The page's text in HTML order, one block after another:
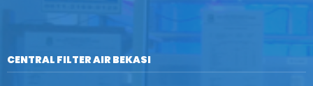
CENTRAL FILTER AIR BEKASI